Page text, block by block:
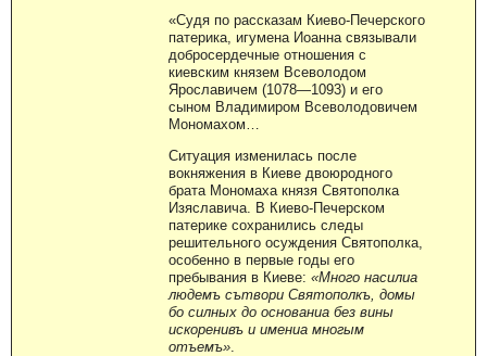
«Судя по рассказам Киево-Печерского
патерика, игумена Иоанна связывали
добросердечные отношения с
киевским князем Всеволодом
Ярославичем (1078—1093) и его
сыном Владимиром Всеволодовичем
Мономахом…
Ситуация изменилась после
вокняжения в Киеве двоюродного
брата Мономаха князя Святополка
Изяславича. В Киево-Печерском
патерике сохранились следы
решительного осуждения Святополка,
особенно в первые годы его
пребывания в Киеве: «Много насилиа
людемъ сътвори Святополкъ, домы
бо силных до основаниа без вины
искоренивъ и имениа многым
отъемъ»